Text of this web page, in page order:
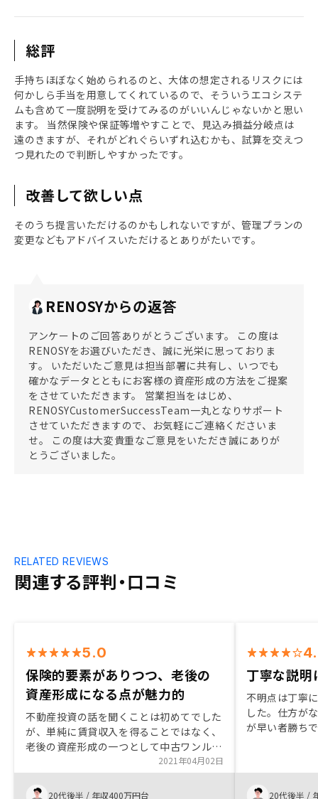
総評
手持ちほぼなく始められるのと、大体の想定されるリスクには
何かしら手当を用意してくれているので、そういうエコシステ
ムも含めて一度説明を受けてみるのがいいんじゃないかと思い
ます。 当然保険や保証等増やすことで、見込み損益分岐点は
遠のきますが、それがどれぐらいずれ込むかも、試算を交えつ
つ見れたので判断しやすかったです。
改善して欲しい点
そのうち提言いただけるのかもしれないですが、管理プランの
変更などもアドバイスいただけるとありがたいです。
RENOSYからの返答
アンケートのご回答ありがとうございます。 この度は
RENOSYをお選びいただき、誠に光栄に思っておりま
す。 いただいたご意見は担当部署に共有し、いつでも
確かなデータとともにお客様の資産形成の方法をご提案
をさせていただきます。 営業担当をはじめ、
RENOSYCustomerSuccessTeam一丸となりサポート
させていただきますので、お気軽にご連絡くださいま
せ。 この度は大変貴重なご意見をいただき誠にありが
とうございました。
関連する評判・口コミ
RELATED REVIEWS
5.0
保険的要素がありつつ、老後の
資産形成になる点が魅力的
不動産投資の話を聞くことは初めてでした
が、単純に賃貸収入を得ることではなく、
老後の資産形成の一つとして中古ワンルー
ム投資という考え方があることを知り、そ
の中で保険的要素等も組み込めるというの
は単純な金融商品との差別化ができ、資産
2021年04月02日
20代後半 / 年収400万円台
丁寧な説明
不明点は丁寧
した。仕方が
が早い者勝ち
20代後半 /